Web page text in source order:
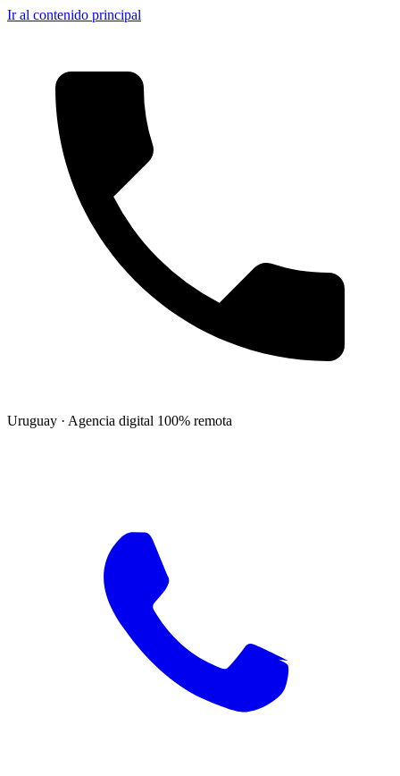
Ir al contenido principal
Uruguay · Agencia digital 100% remota